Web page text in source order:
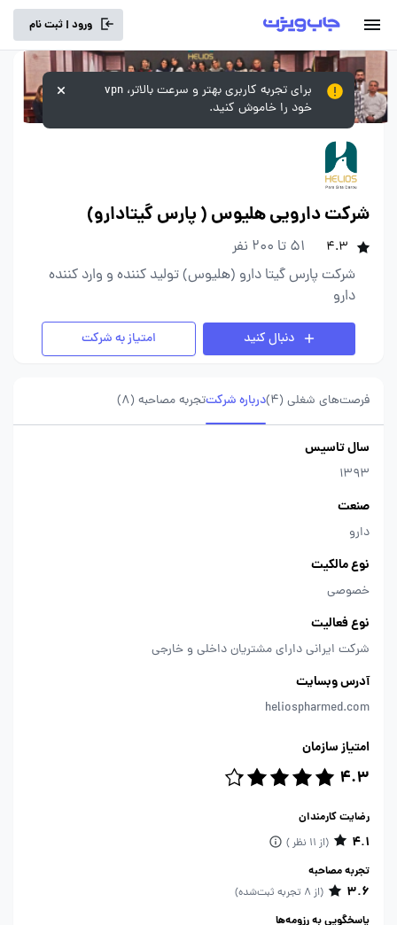
ورود | ثبت نام
شرکت دارویی هلیوس ( پارس گیتادارو)
4.3
51 تا 200 نفر
شرکت پارس گیتا دارو (هلیوس) تولید کننده و وارد کننده
دارو
دنبال کنید امتیاز به شرکت
فرصت‌های شغلی (4) درباره شرکتتجربه مصاحبه (8)
سال تاسیس
1393
صنعت
دارو
نوع مالکیت
خصوصی
نوع فعالیت
شرکت ایرانی دارای مشتریان داخلی و خارجی
آدرس وبسایت
heliospharmed.com
امتیاز سازمان
4.3
رضایت کارمندان
4.1 (از 11 نظر )
تجربه مصاحبه
3.6 (از 8 تجربه ثبت‌شده)
پاسخگویی به رزومه‌ها
برای تجربه کاربری بهتر و سرعت بالاتر، vpn
خود را خاموش کنید.